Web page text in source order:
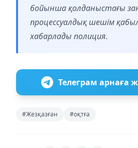
бойынша қолданыстағы
процессуалдық шешім
хабарлады полиция.
Телеграм арнаға
#Жезқазған #оқтға